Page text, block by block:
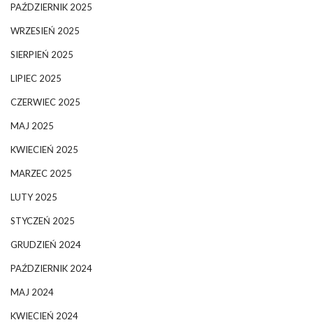
PAŹDZIERNIK 2025
WRZESIEŃ 2025
SIERPIEŃ 2025
LIPIEC 2025
CZERWIEC 2025
MAJ 2025
KWIECIEŃ 2025
MARZEC 2025
LUTY 2025
STYCZEŃ 2025
GRUDZIEŃ 2024
PAŹDZIERNIK 2024
MAJ 2024
KWIECIEŃ 2024